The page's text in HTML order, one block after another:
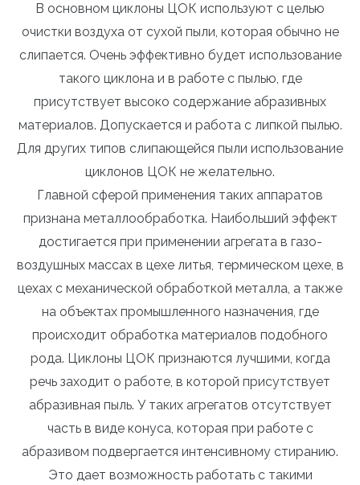
В основном циклоны ЦОК используют с целью
очистки воздуха от сухой пыли, которая обычно не
слипается. Очень эффективно будет использование
такого циклона и в работе с пылью, где
присутствует высоко содержание абразивных
материалов. Допускается и работа с липкой пылью.
Для других типов слипающейся пыли использование
циклонов ЦОК не желательно.
Главной сферой применения таких аппаратов
признана металлообработка. Наибольший эффект
достигается при применении агрегата в газо-
воздушных массах в цехе литья, термическом цехе, в
цехах с механической обработкой металла, а также
на объектах промышленного назначения, где
происходит обработка материалов подобного
рода. Циклоны ЦОК признаются лучшими, когда
речь заходит о работе, в которой присутствует
абразивная пыль. У таких агрегатов отсутствует
часть в виде конуса, которая при работе с
абразивом подвергается интенсивному стиранию.
Это дает возможность работать с такими